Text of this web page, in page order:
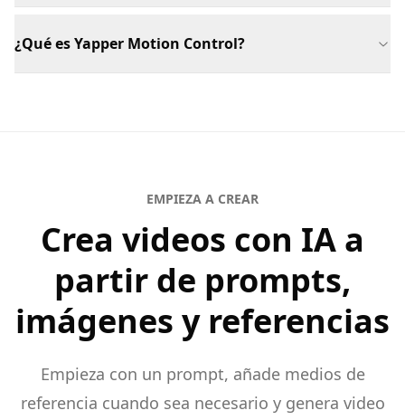
¿Qué es Yapper Motion Control?
EMPIEZA A CREAR
Crea videos con IA a
partir de prompts,
imágenes y referencias
Empieza con un prompt, añade medios de
referencia cuando sea necesario y genera video